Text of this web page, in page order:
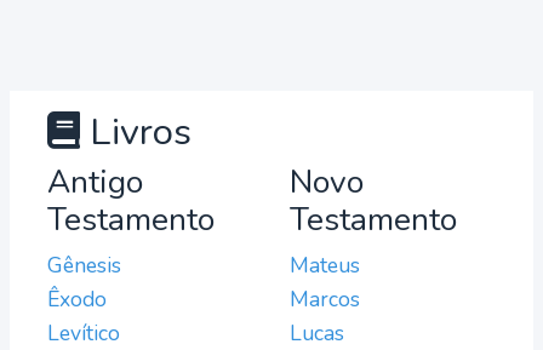
Livros
Antigo
Testamento
Gênesis
Êxodo
Levítico
Novo
Testamento
Mateus
Marcos
Lucas